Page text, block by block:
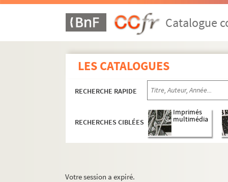
Catalogue
LES CATALOGUES
RECHERCHE RAPIDE
RECHERCHES CIBLÉES
Imprimés
multimédia
Votre session a expiré.